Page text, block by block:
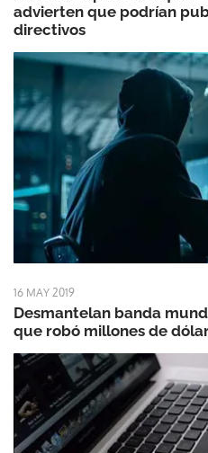
advierten que podrían
directivos
16 MAY 2019
Desmantelan banda
que robó millones de